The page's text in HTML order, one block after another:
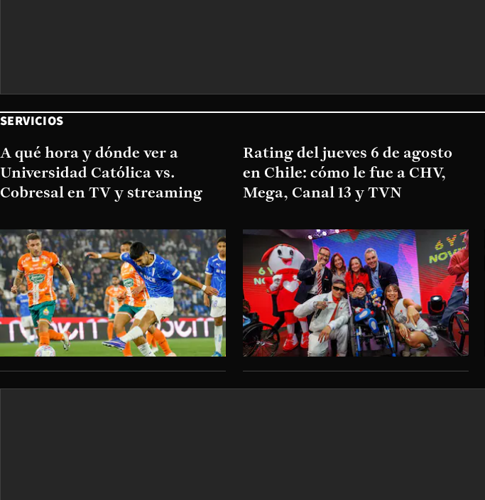
SERVICIOS
A qué hora y dónde ver a
Universidad Católica vs.
Cobresal en TV y streaming
Rating del jueves 6 de agosto
en Chile: cómo le fue a CHV,
Mega, Canal 13 y TVN